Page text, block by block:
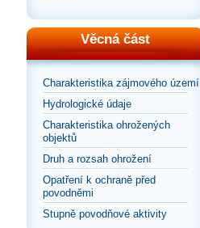
Věcná část
Charakteristika zájmového území
Hydrologické údaje
Charakteristika ohrožených
objektů
Druh a rozsah ohrožení
Opatření k ochraně před
povodněmi
Stupně povodňové aktivity